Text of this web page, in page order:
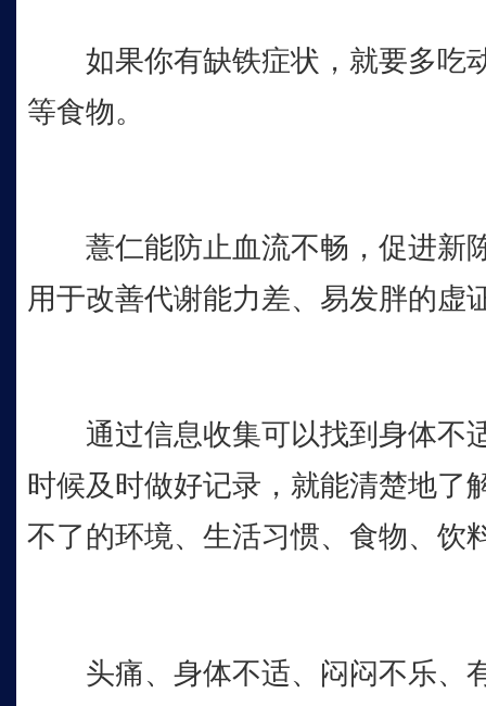
如果你有缺铁症状，就要多吃
等食物。
薏仁能防止血流不畅，促进新
用于改善代谢能力差、易发胖的虚
通过信息收集可以找到身体不
时候及时做好记录，就能清楚地了
不了的环境、生活习惯、食物、饮
头痛、身体不适、闷闷不乐、